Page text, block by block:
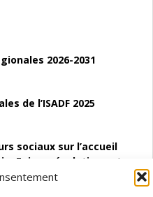
2026-2031
de l’ISADF 2025
sociaux sur l’accueil
Enjeux, évolutions et